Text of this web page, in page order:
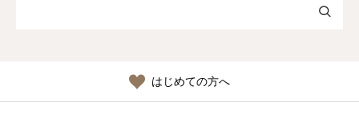
はじめての方へ